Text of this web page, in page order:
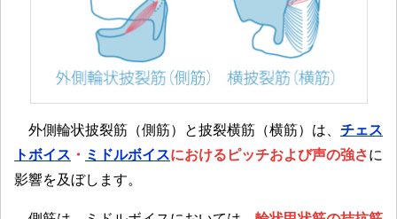
外側輪状披裂筋（側筋）と披裂横筋（横筋）は、 チェス
トボイス ・ ミドルボイスにおけるピッチおよび声の強さに
影響を及ぼします。